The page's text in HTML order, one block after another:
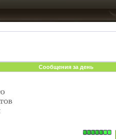
Сообщения за день